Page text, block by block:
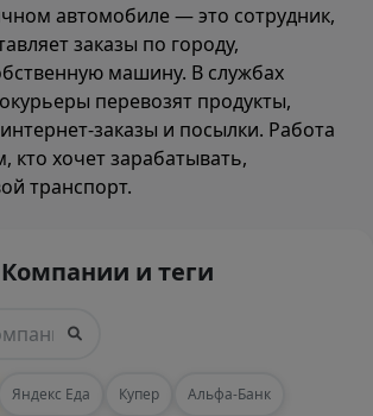
автомобиле — это сотрудник,
заказы по городу,
машину. В службах
перевозят продукты,
заказы и посылки. Работа
кто хочет зарабатывать,
транспорт.
Компании и теги
Яндекс Еда Купер Альфа-Банк